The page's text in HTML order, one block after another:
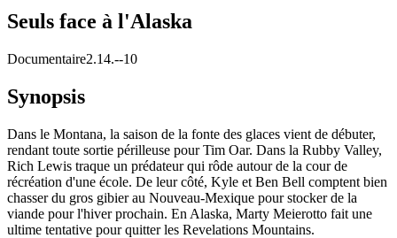
Seuls face à l'Alaska
Documentaire2.14.--10
Synopsis
Dans le Montana, la saison de la fonte des glaces vient de débuter,
rendant toute sortie périlleuse pour Tim Oar. Dans la Rubby Valley,
Rich Lewis traque un prédateur qui rôde autour de la cour de
récréation d'une école. De leur côté, Kyle et Ben Bell comptent bien
chasser du gros gibier au Nouveau-Mexique pour stocker de la
viande pour l'hiver prochain. En Alaska, Marty Meierotto fait une
ultime tentative pour quitter les Revelations Mountains.